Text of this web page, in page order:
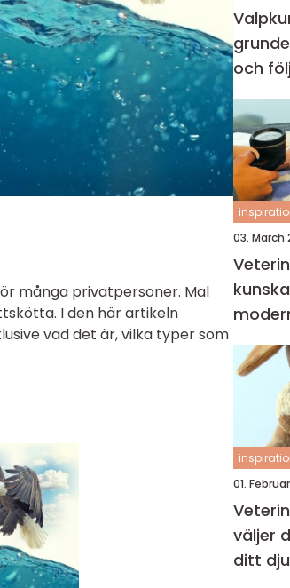
många privatpersoner. Mal
I den här artikeln
vad det är, vilka typer som
och
03. March
01.
väljer
ditt